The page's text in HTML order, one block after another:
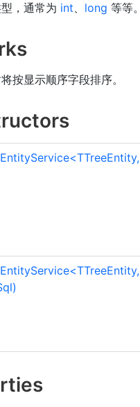
，通常为 int、 long 等等。
按显示顺序字段排序。
<TTreeEntity,
<TTreeEntity,